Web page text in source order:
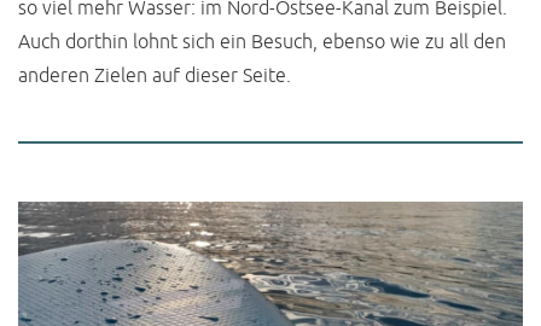
so viel mehr Wasser: im Nord-Ostsee-Kanal zum Beispiel.
Auch dorthin lohnt sich ein Besuch, ebenso wie zu all den
anderen Zielen auf dieser Seite.